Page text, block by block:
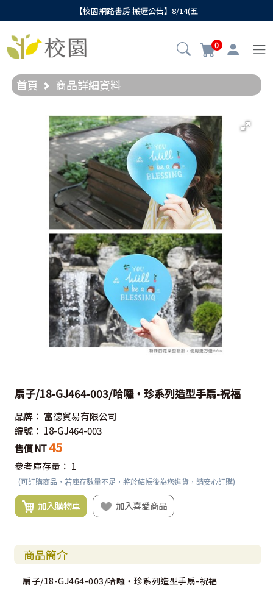
【校園網路書房 搬遷公告】8/14(五
0
首頁 商品詳細資料
扇子/18-GJ464-003/哈囉‧珍系列造型手扇-祝福
品牌： 富德貿易有限公司
編號： 18-GJ464-003
售價 NT45
參考庫存量： 1
(可訂購商品，若庫存數量不足，將於結帳後為您進貨，請安心訂購)
加入購物車 加入喜愛商品
商品簡介
扇子/18-GJ464-003/哈囉‧珍系列造型手扇-祝福